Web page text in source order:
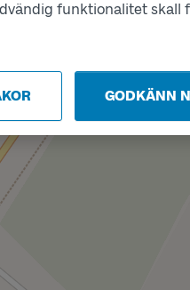
funktionalitet skall
GODKÄNN